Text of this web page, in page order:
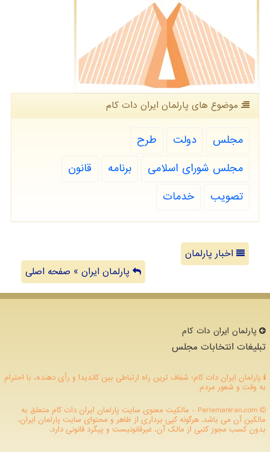
موضوع های پارلمان ایران دات كام
مجلس دولت
طرح
مجلس شورای اسلامی
برنامه
قانون
تصویب
خدمات
اخبار پارلمان
پارلمان ایران » صفحه اصلی
پارلمان ایران دات كام
تبلیغات انتخابات مجلس
پارلمان ایران دات کام؛ شفاف ترین راه ارتباطی بین کاندیدا و رأی دهنده، با احترام
به وقت و شعور مردم
ParlemanIran.com - مالکیت معنوی سایت پارلمان ایران دات كام متعلق به
مالکین آن می باشد. هرگونه کپی برداری از ظاهر و محتوای سایت پارلمان ایران،
بدون کسب مجوز کتبی از مالک آن، غیرقانونیست و پیگرد قانونی دارد.